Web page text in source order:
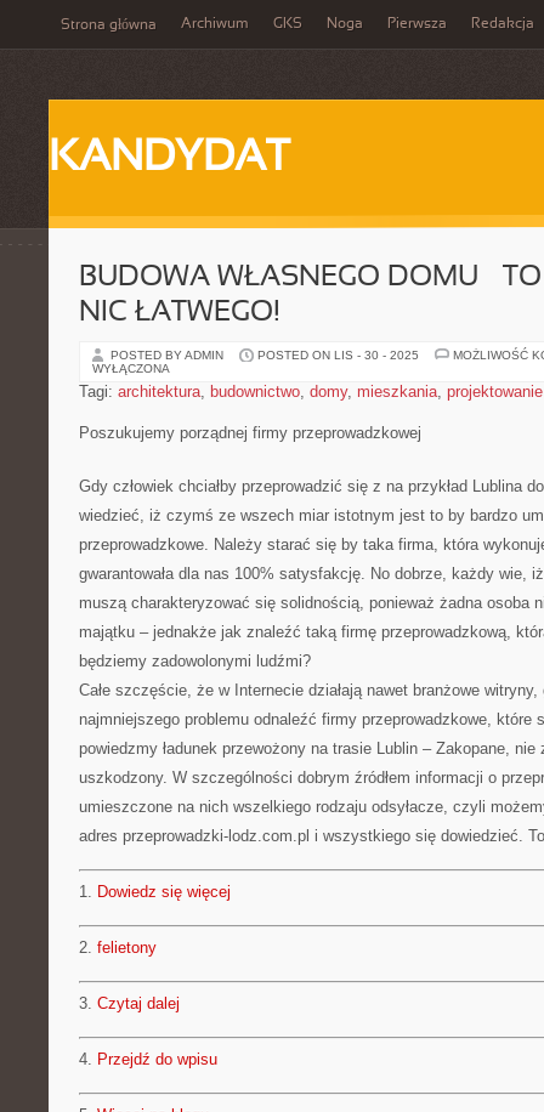
Strona główna Archiwum GKS Noga Pierwsza Redakcja
KANDYDAT
BUDOWA WŁASNEGO DOMU –
NIC ŁATWEGO!
POSTED BY ADMIN POSTED ON LIS - 30 - 2025
MOŻLIWOŚĆ
WYŁĄCZONA
Tagi: architektura, budownictwo, domy, mieszkania, projektowanie
Poszukujemy porządnej firmy przeprowadzkowej
Gdy człowiek chciałby przeprowadzić się z na przykład Lublina
wiedzieć, iż czymś ze wszech miar istotnym jest to by bardzo
przeprowadzkowe. Należy starać się by taka firma, która
gwarantowała dla nas 100% satysfakcję. No dobrze, każdy wie,
muszą charakteryzować się solidnością, ponieważ żadna osoba
majątku – jednakże jak znaleźć taką firmę przeprowadzkową,
będziemy zadowolonymi ludźmi?
Całe szczęście, że w Internecie działają nawet branżowe
najmniejszego problemu odnaleźć firmy przeprowadzkowe, które
powiedzmy ładunek przewożony na trasie Lublin – Zakopane,
uszkodzony. W szczególności dobrym źródłem informacji o
umieszczone na nich wszelkiego rodzaju odsyłacze, czyli
adres przeprowadzki-lodz.com.pl i wszystkiego się dowiedzieć.
1. Dowiedz się więcej
2. felietony
3. Czytaj dalej
4. Przejdź do wpisu